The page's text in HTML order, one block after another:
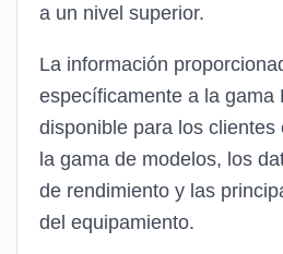
a un nivel superior.
La información
específicamente a la gama
disponible para los clientes
la gama de modelos, los
de rendimiento y las
del equipamiento.